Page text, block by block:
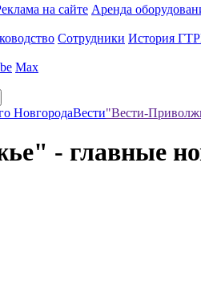
на сайте Аренда
Сотрудники История
Max
НовгородаВести"Вести-
- главные